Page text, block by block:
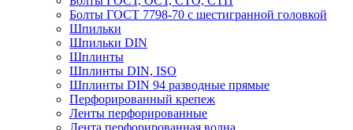
Болты ГОСТ 7798-70 с шестигранной головкой
Шпильки
Шпильки DIN
Шплинты
Шплинты DIN, ISO
Шплинты DIN 94 разводные прямые
Перфорированный крепеж
Ленты перфорированные
Лента перфорированная волна